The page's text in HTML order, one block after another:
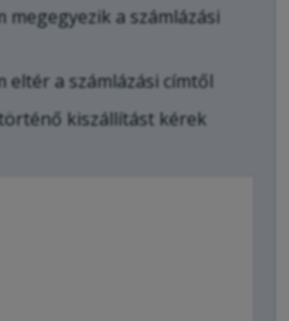
megegyezik a számlázási
eltér a számlázási címtől
kiszállítást kérek